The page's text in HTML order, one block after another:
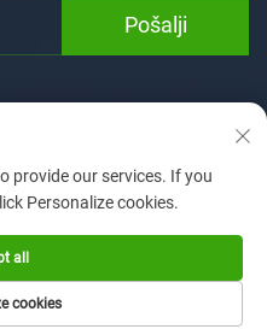
Pošalji
Sunforson Power Co., Ltd
O nama
Vijesti
kapacitetu
provide our services. If you
Personalize cookies.
cookies
all